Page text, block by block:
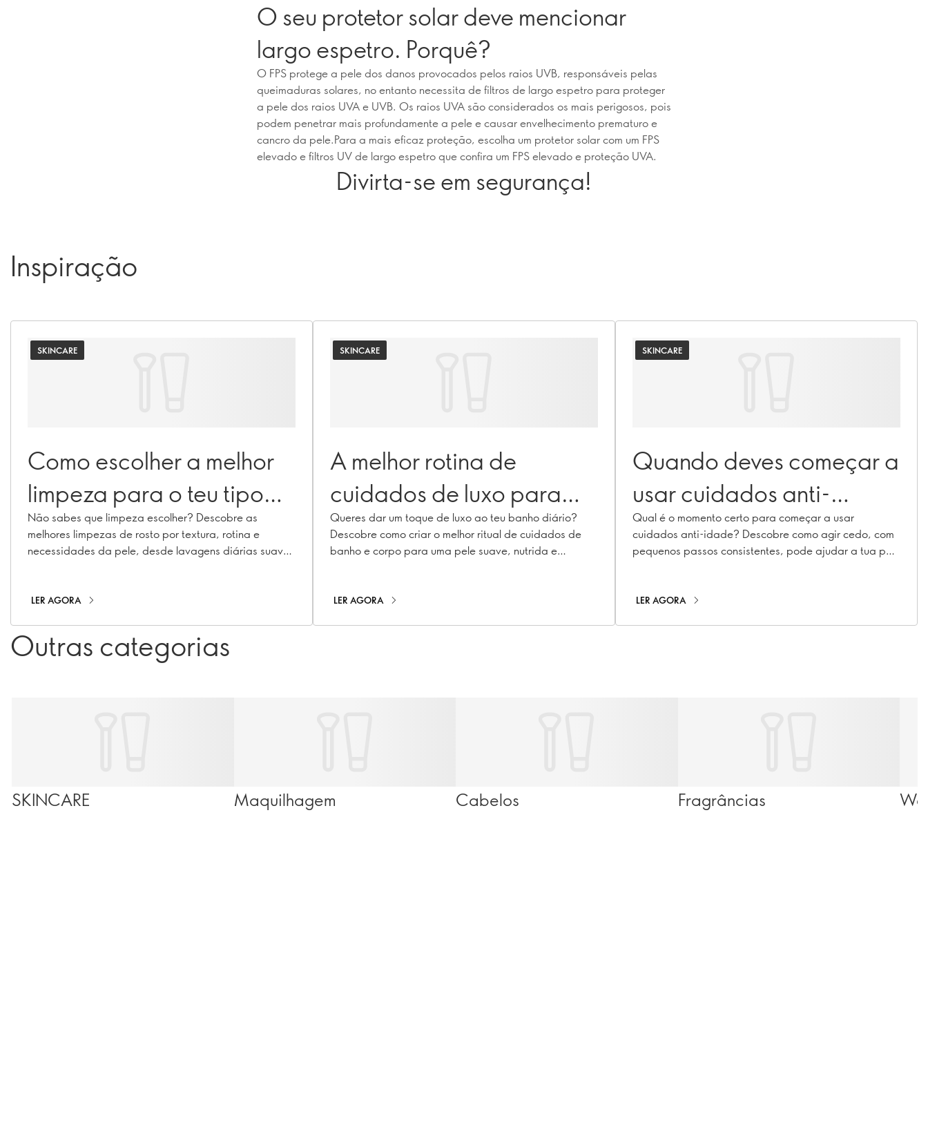
O seu protetor solar deve mencionar
largo espetro. Porquê?
O FPS protege a pele dos danos provocados pelos raios UVB, responsáveis pelas
queimaduras solares, no entanto necessita de filtros de largo espetro para proteger
a pele dos raios UVA e UVB. Os raios UVA são considerados os mais perigosos, pois
podem penetrar mais profundamente a pele e causar envelhecimento prematuro e
cancro da pele.Para a mais eficaz proteção, escolha um protetor solar com um FPS
elevado e filtros UV de largo espetro que confira um FPS elevado e proteção UVA.
Divirta-se em segurança!
Inspiração
SKINCARE
Como escolher a melhor
limpeza para o teu tipo
de pele
Não sabes que limpeza escolher? Descobre as
melhores limpezas de rosto por textura, rotina e
necessidades da pele, desde lavagens diárias suaves
LER AGORA
SKINCARE
A melhor rotina de
cuidados de luxo para
banho e corpo
Queres dar um toque de luxo ao teu banho diário?
Descobre como criar o melhor ritual de cuidados de
banho e corpo para uma pele suave, nutrida e
LER AGORA
SKINCARE
Quando deves começar a
usar cuidados anti-
idade?
Qual é o momento certo para começar a usar
cuidados anti-idade? Descobre como agir cedo, com
pequenos passos consistentes, pode ajudar a tua pele
LER AGORA
Outras categorias
SKINCARE Maquilhagem Cabelos Fragrâncias